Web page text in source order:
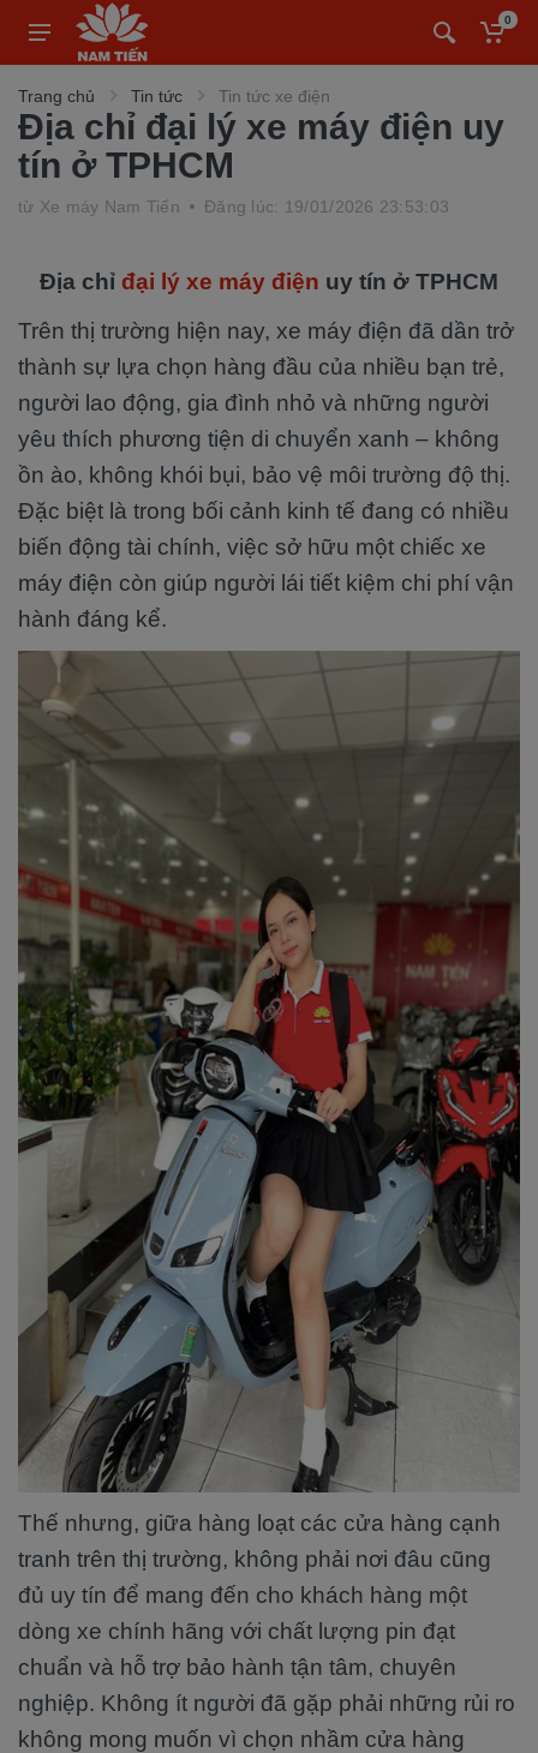
0
Trang chủ Tin tức Tin tức xe điện
Địa chỉ đại lý xe máy điện uy
tín ở TPHCM
từ Xe máy Nam Tiến Đăng lúc: 19/01/2026 23:53:03
Địa chỉ đại lý xe máy điện uy tín ở TPHCM
Trên thị trường hiện nay, xe máy điện đã dần trở
thành sự lựa chọn hàng đầu của nhiều bạn trẻ,
người lao động, gia đình nhỏ và những người
yêu thích phương tiện di chuyển xanh – không
ồn ào, không khói bụi, bảo vệ môi trường độ thị.
Đặc biệt là trong bối cảnh kinh tế đang có nhiều
biến động tài chính, việc sở hữu một chiếc xe
máy điện còn giúp người lái tiết kiệm chi phí vận
hành đáng kể.
Thế nhưng, giữa hàng loạt các cửa hàng cạnh
tranh trên thị trường, không phải nơi đâu cũng
đủ uy tín để mang đến cho khách hàng một
dòng xe chính hãng với chất lượng pin đạt
chuẩn và hỗ trợ bảo hành tận tâm, chuyên
nghiệp. Không ít người đã gặp phải những rủi ro
không mong muốn vì chọn nhầm cửa hàng